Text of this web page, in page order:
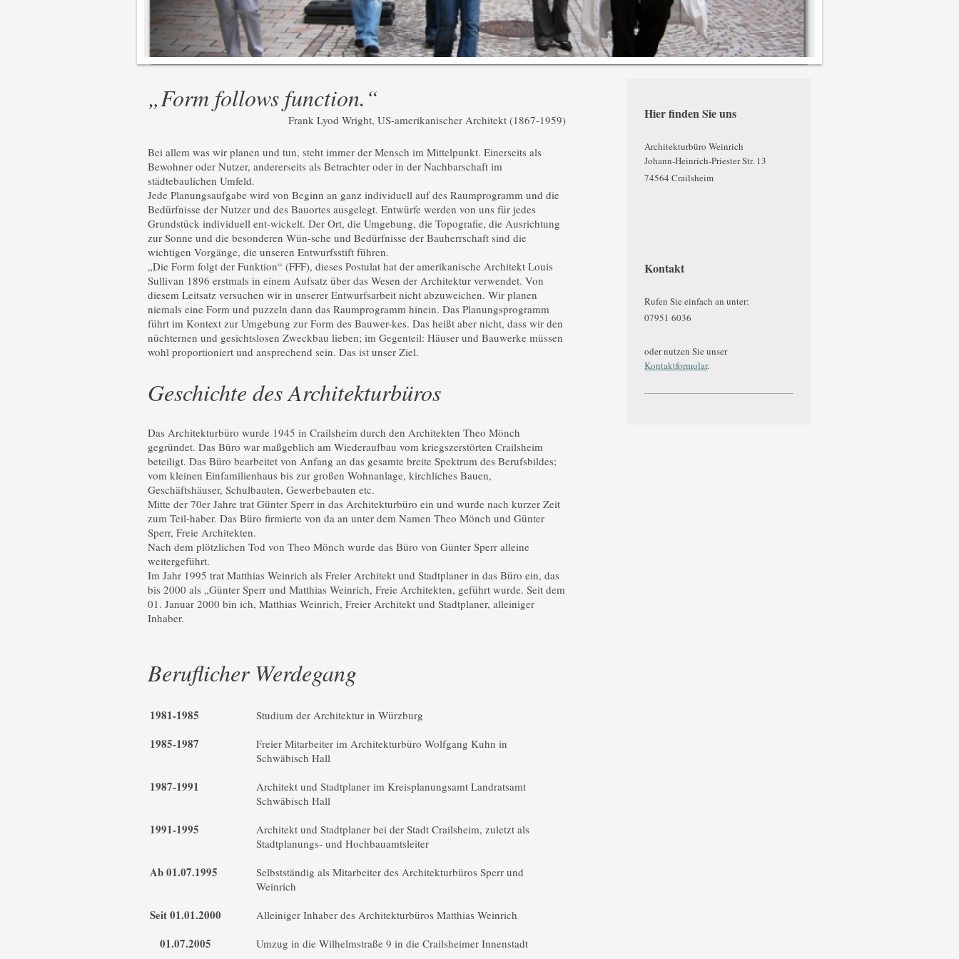
„Form follows function.“
Frank Lyod Wright, US-amerikanischer Architekt (1867-1959)
Bei allem was wir planen und tun, steht immer der Mensch im Mittelpunkt. Einerseits als
Bewohner oder Nutzer, andererseits als Betrachter oder in der Nachbarschaft im
städtebaulichen Umfeld.
Jede Planungsaufgabe wird von Beginn an ganz individuell auf des Raumprogramm und die
Bedürfnisse der Nutzer und des Bauortes ausgelegt. Entwürfe werden von uns für jedes
Grundstück individuell ent-wickelt. Der Ort, die Umgebung, die Topografie, die Ausrichtung
zur Sonne und die besonderen Wün-sche und Bedürfnisse der Bauherrschaft sind die
wichtigen Vorgänge, die unseren Entwurfsstift führen.
„Die Form folgt der Funktion“ (FFF), dieses Postulat hat der amerikanische Architekt Louis
Sullivan 1896 erstmals in einem Aufsatz über das Wesen der Architektur verwendet. Von
diesem Leitsatz versuchen wir in unserer Entwurfsarbeit nicht abzuweichen. Wir planen
niemals eine Form und puzzeln dann das Raumprogramm hinein. Das Planungsprogramm
führt im Kontext zur Umgebung zur Form des Bauwer-kes. Das heißt aber nicht, dass wir den
nüchternen und gesichtslosen Zweckbau lieben; im Gegenteil: Häuser und Bauwerke müssen
wohl proportioniert und ansprechend sein. Das ist unser Ziel.
Geschichte des Architekturbüros
Das Architekturbüro wurde 1945 in Crailsheim durch den Architekten Theo Mönch
gegründet. Das Büro war maßgeblich am Wiederaufbau vom kriegszerstörten Crailsheim
beteiligt. Das Büro bearbeitet von Anfang an das gesamte breite Spektrum des Berufsbildes;
vom kleinen Einfamilienhaus bis zur großen Wohnanlage, kirchliches Bauen,
Geschäftshäuser, Schulbauten, Gewerbebauten etc.
Mitte der 70er Jahre trat Günter Sperr in das Architekturbüro ein und wurde nach kurzer Zeit
zum Teil-haber. Das Büro firmierte von da an unter dem Namen Theo Mönch und Günter
Sperr, Freie Architekten.
Nach dem plötzlichen Tod von Theo Mönch wurde das Büro von Günter Sperr alleine
weitergeführt.
Im Jahr 1995 trat Matthias Weinrich als Freier Architekt und Stadtplaner in das Büro ein, das
bis 2000 als „Günter Sperr und Matthias Weinrich, Freie Architekten, geführt wurde. Seit dem
01. Januar 2000 bin ich, Matthias Weinrich, Freier Architekt und Stadtplaner, alleiniger
Inhaber.
Beruflicher Werdegang
1981-1985
1985-1987
1987-1991
1991-1995
Ab 01.07.1995
Seit 01.01.2000
01.07.2005
Studium der Architektur in Würzburg
Freier Mitarbeiter im Architekturbüro Wolfgang Kuhn in
Schwäbisch Hall
Architekt und Stadtplaner im Kreisplanungsamt Landratsamt
Schwäbisch Hall
Architekt und Stadtplaner bei der Stadt Crailsheim, zuletzt als
Stadtplanungs- und Hochbauamtsleiter
Selbstständig als Mitarbeiter des Architekturbüros Sperr und
Weinrich
Alleiniger Inhaber des Architekturbüros Matthias Weinrich
Umzug in die Wilhelmstraße 9 in die Crailsheimer Innenstadt
Hier finden Sie uns
Architekturbüro Weinrich
Johann-Heinrich-Priester Str. 13
74564 Crailsheim
Kontakt
Rufen Sie einfach an unter:
07951 6036
oder nutzen Sie unser
Kontaktformular.